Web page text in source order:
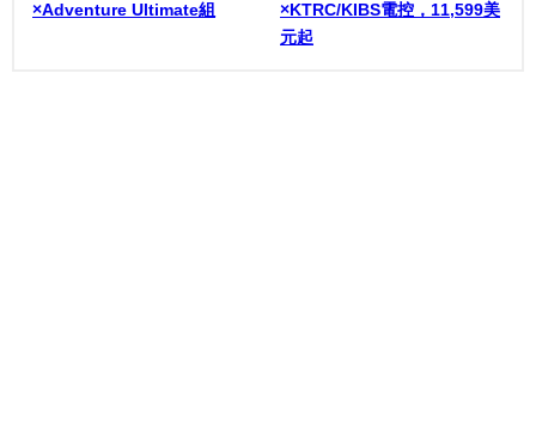
×Adventure Ultimate組
×KTRC/KIBS電控，11,599美
元起